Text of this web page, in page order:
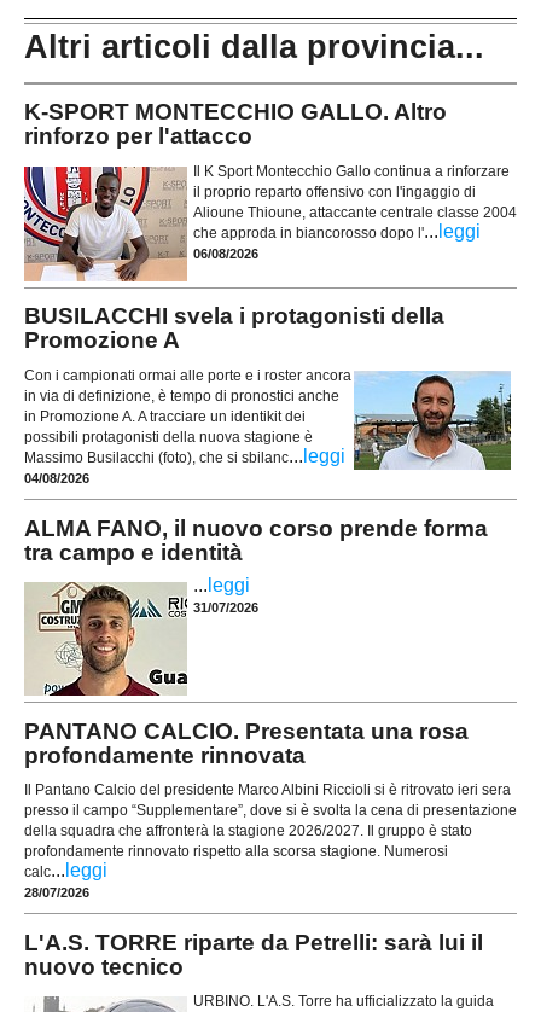
Altri articoli dalla provincia...
K-SPORT MONTECCHIO GALLO. Altro
rinforzo per l'attacco
Il K Sport Montecchio Gallo continua a rinforzare
il proprio reparto offensivo con l'ingaggio di
Alioune Thioune, attaccante centrale classe 2004
che approda in biancorosso dopo l'... leggi
06/08/2026
BUSILACCHI svela i protagonisti della
Promozione A
Con i campionati ormai alle porte e i roster ancora
in via di definizione, è tempo di pronostici anche
in Promozione A. A tracciare un identikit dei
possibili protagonisti della nuova stagione è
Massimo Busilacchi (foto), che si sbilanc... leggi
04/08/2026
ALMA FANO, il nuovo corso prende forma
tra campo e identità
... leggi
31/07/2026
PANTANO CALCIO. Presentata una rosa
profondamente rinnovata
Il Pantano Calcio del presidente Marco Albini Riccioli si è ritrovato ieri sera
presso il campo “Supplementare”, dove si è svolta la cena di presentazione
della squadra che affronterà la stagione 2026/2027. Il gruppo è stato
profondamente rinnovato rispetto alla scorsa stagione. Numerosi
calc... leggi
28/07/2026
L'A.S. TORRE riparte da Petrelli: sarà lui il
nuovo tecnico
URBINO. L'A.S. Torre ha ufficializzato la guida